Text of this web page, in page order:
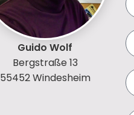
Guido Wolf
Bergstraße 13
55452 Windesheim